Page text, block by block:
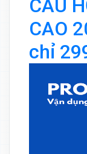
CÂU
CAO
chỉ